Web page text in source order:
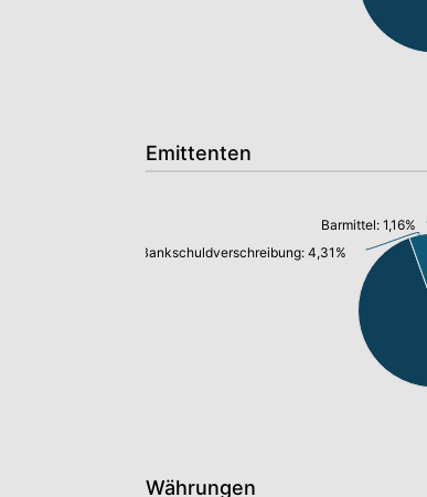
Emittenten
Bankschuldverschreibung: 4,31%
Barmittel: 1,16%
Währungen